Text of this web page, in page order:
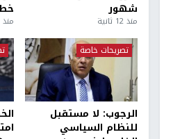
شهور
منذ 12 ثانية منذ 2 ساعة
تصريحات خاصة
الرجوب: لا مستقبل
للنظام السياسي